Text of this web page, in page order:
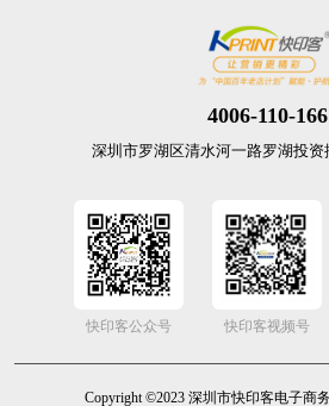
4006-110-166
深圳市罗湖区清水河一路罗湖投
快印客公众号 快印客视频号
Copyright ©2023 深圳市快印客电子商